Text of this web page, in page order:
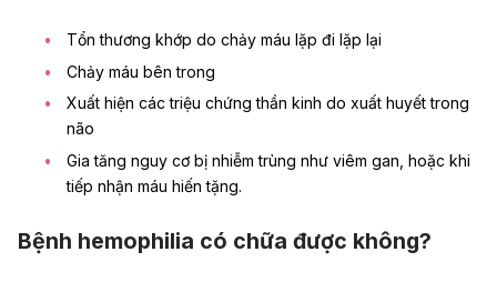
Tổn thương khớp do chảy máu lặp đi lặp lại
Chảy máu bên trong
Xuất hiện các triệu chứng thần kinh do xuất huyết trong
não
Gia tăng nguy cơ bị nhiễm trùng như viêm gan, hoặc khi
tiếp nhận máu hiến tặng.
Bệnh hemophilia có chữa được không?